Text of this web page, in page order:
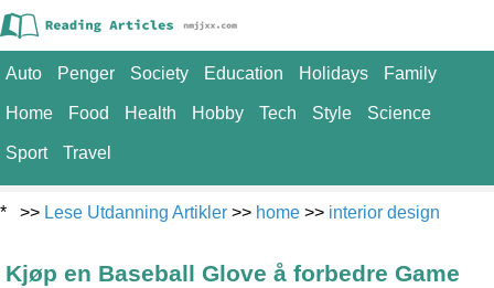
Auto Penger Society Education Holidays Family
Home Food Health Hobby Tech Style Science
Sport Travel
* >> Lese Utdanning Artikler >> home >> interior design
Kjøp en Baseball Glove å forbedre Game